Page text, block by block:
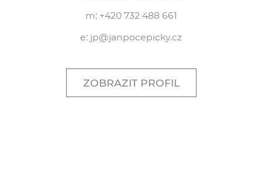
m: +420 732 488 661
e: jp@janpocepicky.cz
ZOBRAZIT PROFIL